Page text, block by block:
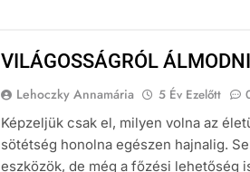
VILÁGOSSÁGRÓL ÁLMODNI
Lehoczky Annamária 5 Év Ezelőtt
Képzeljük csak el, milyen volna az
sötétség honolna egészen hajnalig.